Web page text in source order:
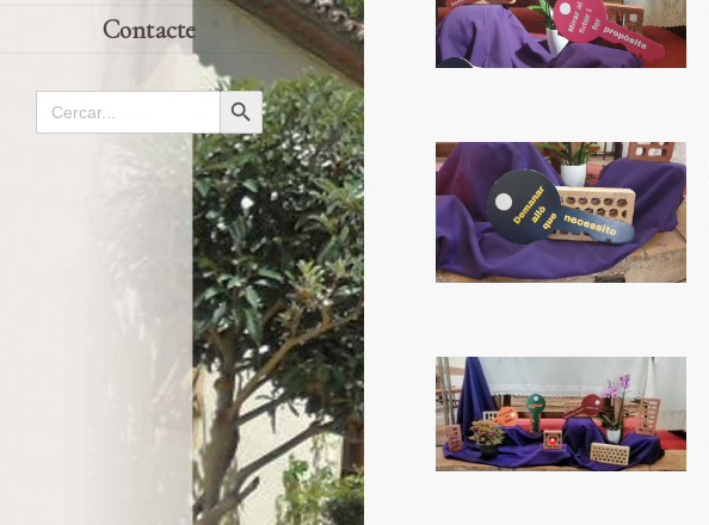
Contacte
Search
for: Search Button